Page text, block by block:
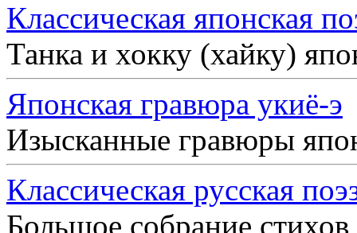
Классическая японская
Танка и хокку (хайку)
Японская гравюра укиё-э
Изысканные гравюры
Классическая русская
Большое собрание